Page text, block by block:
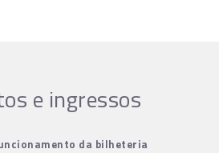
e ingressos
da bilheteria